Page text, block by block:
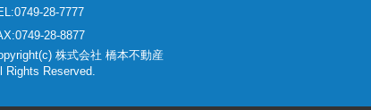
28-7777
28-8877
株式会社 橋本不動産
Rights Reserved.